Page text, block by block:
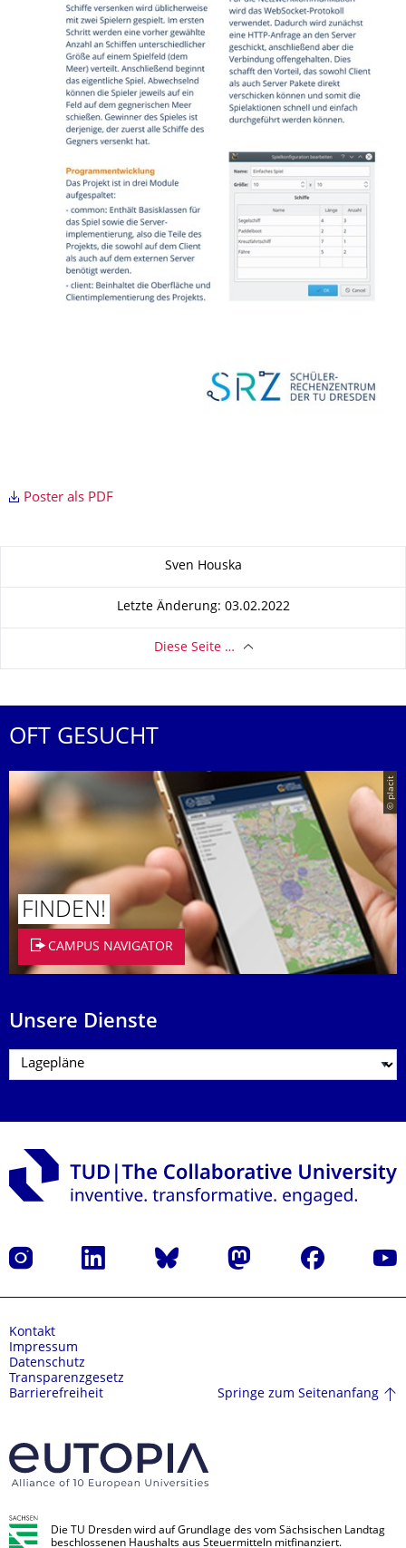
Poster als PDF
Sven Houska
Letzte Änderung: 03.02.2022
Diese Seite …
OFT GESUCHT
© placit
FINDEN!
CAMPUS NAVIGATOR
Unsere Dienste
Instagram LinkedIn Bluesky Mastodon Facebook
Kontakt
Impressum
Datenschutz
Transparenzgesetz
Barrierefreiheit
Springe zum Seitenanfang
Die TU Dresden wird auf Grundlage des vom Sächsischen Landtag
beschlossenen Haushalts aus Steuermitteln mitfinanziert.